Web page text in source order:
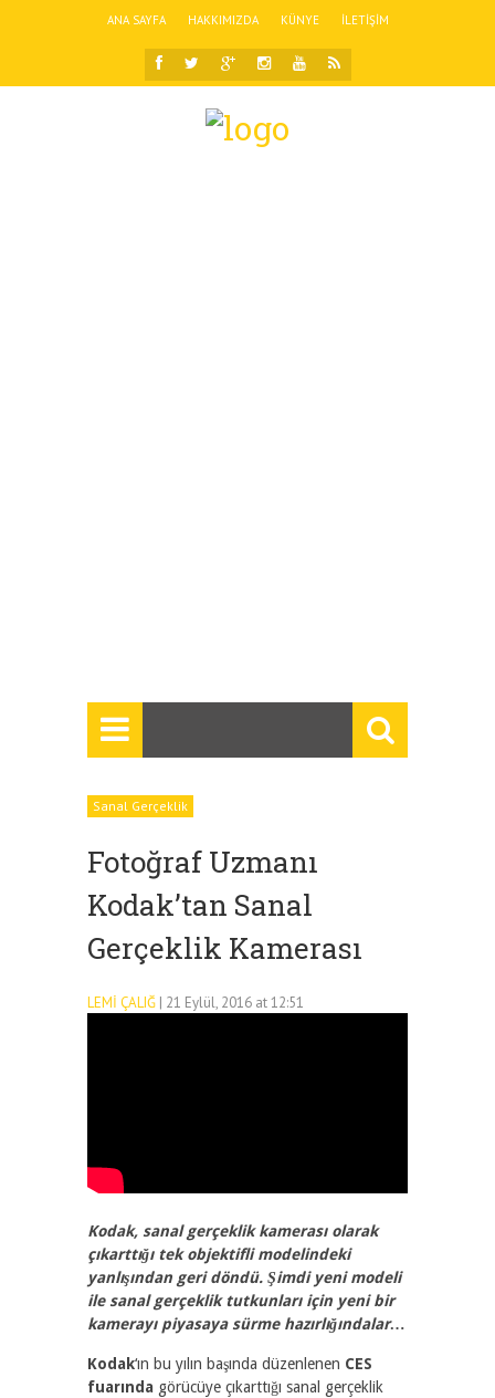
ANA SAYFA HAKKIMIZDA KÜNYE İLETIŞIM
Sanal Gerçeklik
Fotoğraf Uzmanı
Kodak’tan Sanal
Gerçeklik Kamerası
LEMI ÇALIĞ | 21 Eylül, 2016 at 12:51
Kodak, sanal gerçeklik kamerası olarak
çıkarttığı tek objektifli modelindeki
yanlışından geri döndü. Şimdi yeni modeli
ile sanal gerçeklik tutkunları için yeni bir
kamerayı piyasaya sürme hazırlığındalar…
Kodak‘ın bu yılın başında düzenlenen CES
fuarında görücüye çıkarttığı sanal gerçeklik